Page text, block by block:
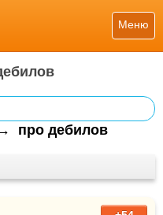
Меню
про дебилов